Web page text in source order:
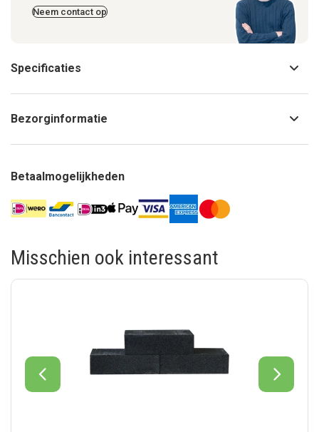
Neem contact op
Specificaties
Bezorginformatie
Betaalmogelijkheden
Misschien ook interessant